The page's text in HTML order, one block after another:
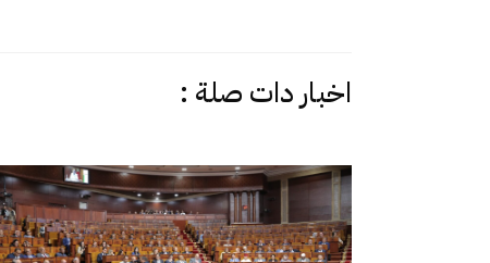
اخبار دات صلة :